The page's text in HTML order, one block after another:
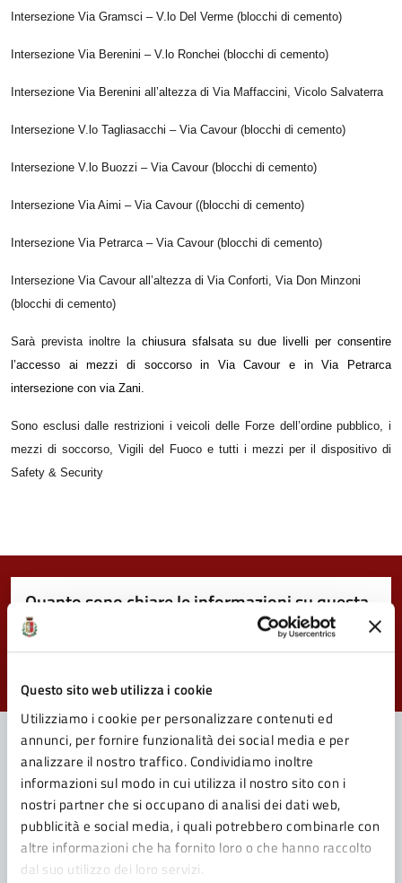
Questo sito web utilizza i cookie
Utilizziamo i cookie per personalizzare contenuti ed
annunci, per fornire funzionalità dei social media e per
analizzare il nostro traffico. Condividiamo inoltre
informazioni sul modo in cui utilizza il nostro sito con i
nostri partner che si occupano di analisi dei dati web,
pubblicità e social media, i quali potrebbero combinarle con
altre informazioni che ha fornito loro o che hanno raccolto
dal suo utilizzo dei loro servizi.
Intersezione Via Gramsci – V.lo Del Verme (blocchi di cemento)
Intersezione Via Berenini – V.lo Ronchei (blocchi di cemento)
Intersezione Via Berenini all’altezza di Via Maffaccini, Vicolo Salvaterra
Intersezione V.lo Tagliasacchi – Via Cavour (blocchi di cemento)
Intersezione V.lo Buozzi – Via Cavour (blocchi di cemento)
Intersezione Via Aimi – Via Cavour ((blocchi di cemento)
Intersezione Via Petrarca – Via Cavour (blocchi di cemento)
Intersezione Via Cavour all’altezza di Via Conforti, Via Don Minzoni
(blocchi di cemento)
Sarà prevista inoltre la chiusura sfalsata su due livelli per consentire
l’accesso ai mezzi di soccorsoin Via Cavoure in Via
Petrarca
intersezione con via Zani.
Sono esclusi dalle restrizioni i veicoli delle Forze dell’ordine pubblico, i
mezzi di soccorso, Vigili del Fuoco e tutti i mezzi per il dispositivo di
Safety & Security
Quanto sono chiare le informazioni su questa
pagina?
Valuta 5 stelle su 5
Valuta 4 stelle su 5
Valuta 3 stelle su 5
Valuta 2 stelle su 5
Valuta 1 stelle su 5
Contatta il Comune
Leggi le domande frequenti
Richiedi assistenza